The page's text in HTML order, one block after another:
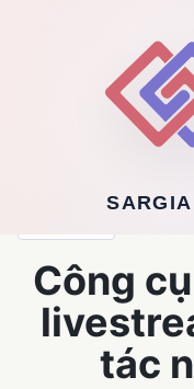
Công
tác